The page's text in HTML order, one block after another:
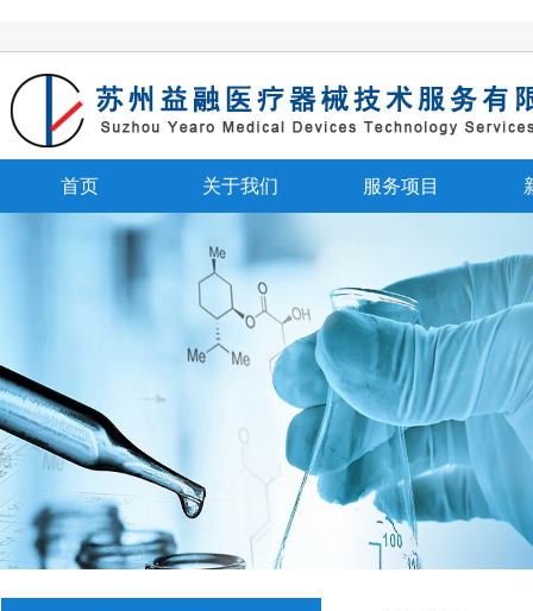
首页 关于我们 服务项目